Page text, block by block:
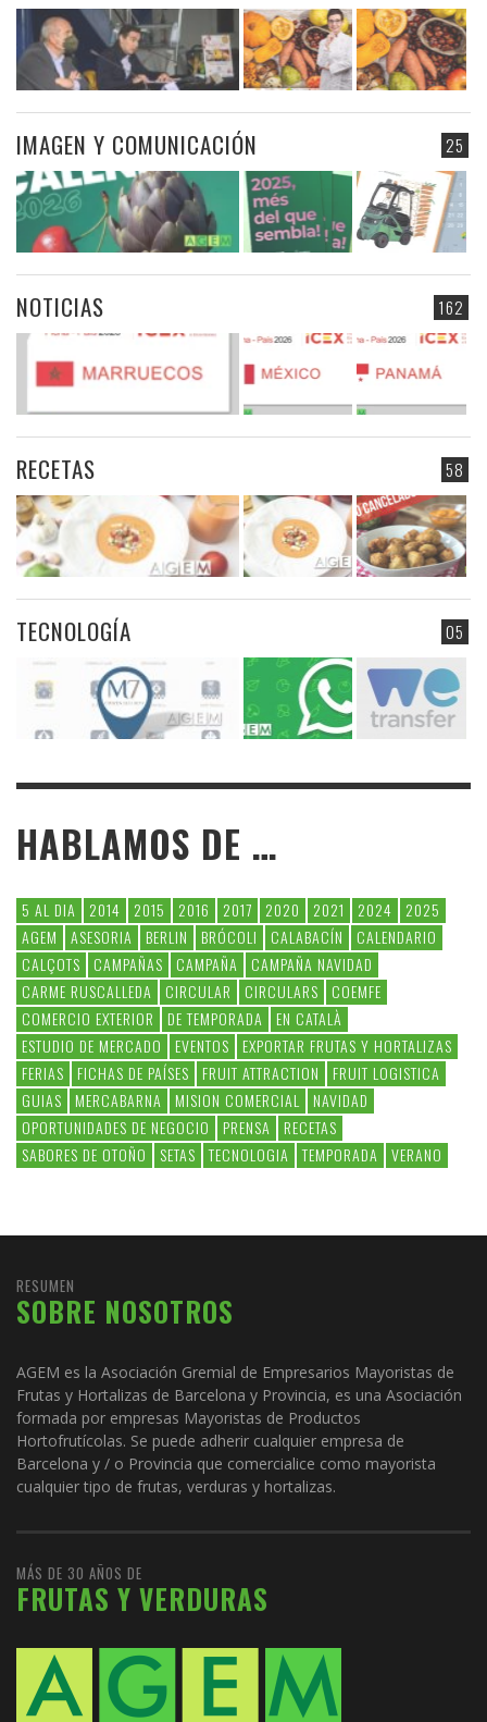
25
IMAGEN Y COMUNICACIÓN
162
NOTICIAS
58
RECETAS
05
TECNOLOGÍA
HABLAMOS DE …
5 AL DIA 2014 2015 2016 2017 2020 2021 2024
2025
AGEM
ASESORIA BERLIN BRÓCOLI CALABACÍN
CALENDARIO
CALÇOTS
CAMPAÑAS CAMPAÑA
CAMPAÑA NAVIDAD
CARME RUSCALLEDA
CIRCULAR CIRCULARS
COEMFE
COMERCIO EXTERIOR
DE TEMPORADA
EN CATALÀ
ESTUDIO DE MERCADO
EVENTOS
EXPORTAR FRUTAS Y HORTALIZAS
FERIAS
FICHAS DE PAÍSES FRUIT ATTRACTION
FRUIT LOGISTICA
GUIAS
MERCABARNA MISION COMERCIAL
NAVIDAD
OPORTUNIDADES DE NEGOCIO
PRENSA
RECETAS
SABORES DE OTOÑO
SETAS TECNOLOGIA TEMPORADA VERANO
RESUMEN
SOBRE NOSOTROS
AGEM es la Asociación Gremial de Empresarios Mayoristas de
Frutas y Hortalizas de Barcelona y Provincia, es una Asociación
formada por empresas Mayoristas de Productos
Hortofrutícolas. Se puede adherir cualquier empresa de
Barcelona y / o Provincia que comercialice como mayorista
cualquier tipo de frutas, verduras y hortalizas.
MÁS DE 30 AÑOS DE
FRUTAS Y VERDURAS